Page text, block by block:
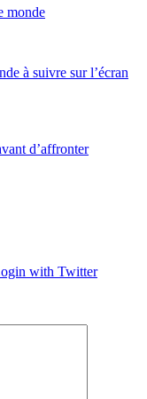
monde
à suivre sur l’écran
d’affronter
with Twitter